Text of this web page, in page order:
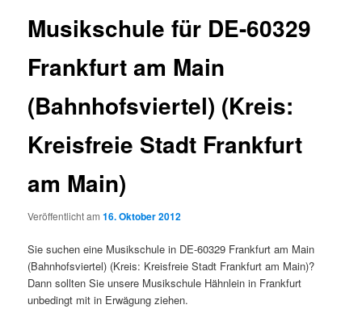
Musikschule für DE-60329
Frankfurt am Main
(Bahnhofsviertel) (Kreis:
Kreisfreie Stadt Frankfurt
am Main)
Veröffentlicht am16. Oktober 2012
Sie suchen eine Musikschule in DE-60329 Frankfurt am Main
(Bahnhofsviertel) (Kreis: Kreisfreie Stadt Frankfurt am Main)?
Dann sollten Sie unsere Musikschule Hähnlein in Frankfurt
unbedingt mit in Erwägung ziehen.